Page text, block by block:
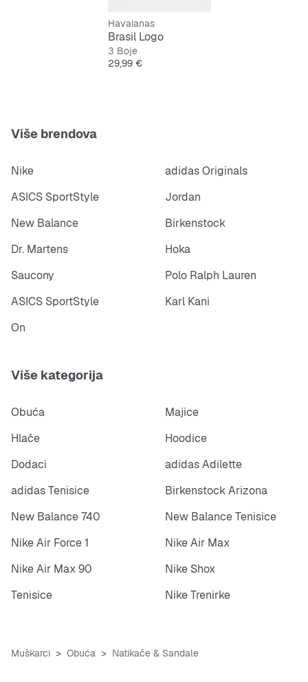
Havaianas
Brasil Logo
3 Boje
Cijena
29,99 €
Više brendova
Nike
adidas Originals
ASICS SportStyle
Jordan
New Balance
Birkenstock
Dr. Martens
Hoka
Saucony
Polo Ralph Lauren
ASICS SportStyle
Karl Kani
On
Više kategorija
Obuća
Majice
Hlače
Hoodice
Dodaci
adidas Adilette
adidas Tenisice
Birkenstock Arizona
New Balance 740
New Balance Tenisice
Nike Air Force 1
Nike Air Max
Nike Air Max 90
Nike Shox
Tenisice
Nike Trenirke
Muškarci Obuća Natikače & Sandale